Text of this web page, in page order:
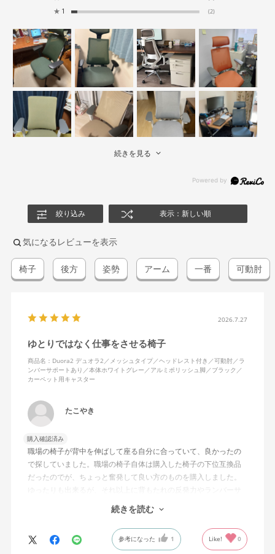
★ 1 (2)
続きを見る
絞り込み 表示：新しい順
気になるレビューを表示
椅子 後方 姿勢 アーム 一番 可動肘
2026.7.27
ゆとりではなく仕事をさせる椅子
商品名：Duora2 デュオラ2／メッシュタイプ／ヘッドレスト付き／可動肘／ラ
ンバーサポートあり／本体ホワイトグレー／アルミポリッシュ脚／ブラック／
カーペット用キャスター
たこやき
購入確認済み
職場の椅子が背中を伸ばして座る自分に合っていて、良かったの
で探していました。職場の椅子自体は購入した椅子の下位互換品
だったのでが、ちょっと奮発して良い方のものを購入しました。
ゆったりも出来るが、それ以上に背もたれの反発力やランバーサ
ポートを突き出したり出来るので、モニターに向かわす方にも力
が入っていて仕事をするにはすごく良い椅子でした。
続きを読む
参考になった 1 Like! 0